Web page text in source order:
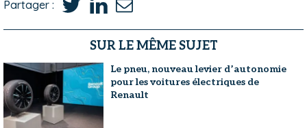
Partager :
SUR LE MÊME SUJET
Le pneu, nouveau levier d’autonomie
pour les voitures électriques de
Renault